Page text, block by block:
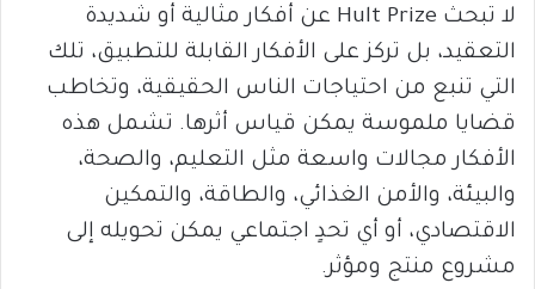
لا تبحث Hult Prize عن أفكار مثالية أو شديدة
التعقيد، بل تركز على الأفكار القابلة للتطبيق، تلك
التي تنبع من احتياجات الناس الحقيقية، وتخاطب
قضايا ملموسة يمكن قياس أثرها. تشمل هذه
الأفكار مجالات واسعة مثل التعليم، والصحة،
والبيئة، والأمن الغذائي، والطاقة، والتمكين
الاقتصادي، أو أي تحدٍ اجتماعي يمكن تحويله إلى
مشروع منتج ومؤثر.